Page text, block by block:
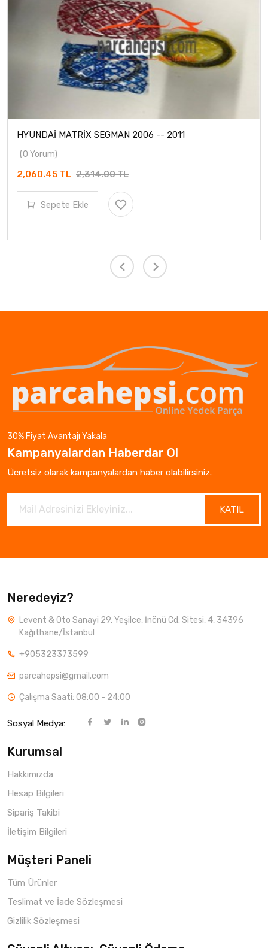
HYUNDAİ MATRİX SEGMAN 2006 -- 2011
(0 Yorum)
2,060.45 TL 2,314.00 TL
Sepete Ekle
30% Fiyat Avantajı Yakala
Kampanyalardan Haberdar Ol
Ücretsiz olarak kampanyalardan haber olabilirsiniz.
KATIL
Neredeyiz?
Levent & Oto Sanayi 29, Yeşilce, İnönü Cd. Sitesi, 4, 34396
Kağıthane/İstanbul
+905323373599
parcahepsi@gmail.com
Çalışma Saati: 08:00 - 24:00
Sosyal Medya:
Kurumsal
Hakkımızda
Hesap Bilgileri
Sipariş Takibi
İletişim Bilgileri
Müşteri Paneli
Tüm Ürünler
Teslimat ve İade Sözleşmesi
Gizlilik Sözleşmesi